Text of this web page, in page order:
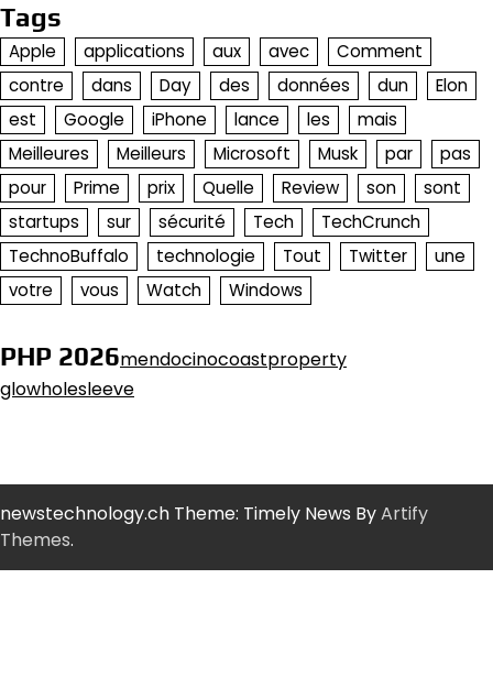
Tags
Apple applications aux avec
Comment
contre
dans Day des données dun
Elon
est
Google iPhone lance les
mais
Meilleures
Meilleurs Microsoft Musk par
pas
pour
Prime prix Quelle Review son
sont
startups
sur sécurité Tech
TechCrunch
TechnoBuffalo
technologie Tout Twitter
une
votre
vous Watch Windows
PHP 2026mendocinocoastproperty
glowholesleeve
newstechnology.ch Theme: Timely News ByArtify
Themes.